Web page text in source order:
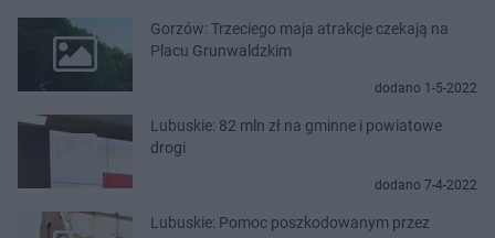
Gorzów: Trzeciego maja atrakcje czekają na
Placu Grunwaldzkim
dodano 1-5-2022
Lubuskie: 82 mln zł na gminne i powiatowe
drogi
dodano 7-4-2022
Lubuskie: Pomoc poszkodowanym przez